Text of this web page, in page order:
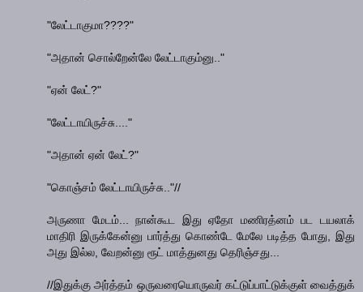
"லேட்டாகுமா????"
"அதான் சொல்றேன்லே லேட்டாகும்னு.."
"ஏன் லேட்?"
"லேட்டாயிருச்சு...."
"அதான் ஏன் லேட்?"
"கொஞ்சம் லேட்டாயிருச்சு.."//
அருணா மேடம்... நான்கூட இது ஏதோ மணிரத்னம் பட டயலாக்
மாதிரி இருக்கேன்னு பார்த்து கொண்டே மேலே படித்த போது, இது
அது இல்ல, வேறன்னு ரூட் மாத்துனது தெரிஞ்சது...
//இதுக்கு அர்த்தம் ஒருவரையொருவர் கட்டுப்பாட்டுக்குள் வைத்துக்